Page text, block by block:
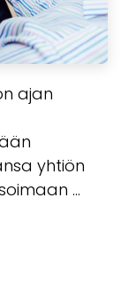
ajan
yhtiön
...